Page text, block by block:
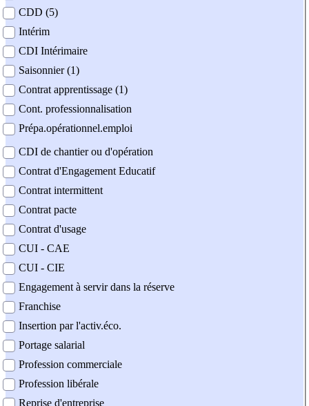
CDD (5)
Intérim
CDI Intérimaire
Saisonnier (1)
Contrat apprentissage (1)
Cont. professionnalisation
Prépa.opérationnel.emploi
CDI de chantier ou d'opération
Contrat d'Engagement Educatif
Contrat intermittent
Contrat pacte
Contrat d'usage
CUI - CAE
CUI - CIE
Engagement à servir dans la réserve
Franchise
Insertion par l'activ.éco.
Portage salarial
Profession commerciale
Profession libérale
Reprise d'entreprise